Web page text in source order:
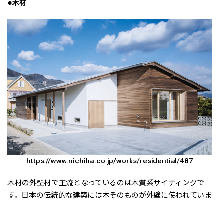
●木材
https://www.nichiha.co.jp/works/residential/487
木材の外壁材で主流となっているのは木質系サイディングで
す。日本の伝統的な建築には木そのものが外壁に使われていま